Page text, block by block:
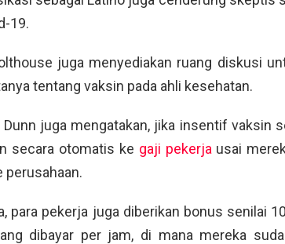
19.
juga menyediakan ruang diskusi
tentang vaksin pada ahli kesehatan.
juga mengatakan, jika insentif vaksin
secara otomatis ke gaji pekerja usai
perusahaan.
para pekerja juga diberikan bonus senilai
dibayar per jam, di mana mereka